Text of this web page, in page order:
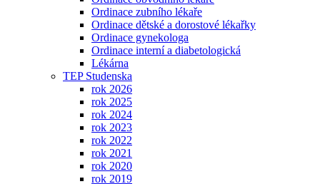
Ordinace zubního lékaře
Ordinace dětské a dorostové lékařky
Ordinace gynekologa
Ordinace interní a diabetologická
Lékárna
TEP Studenska
rok 2026
rok 2025
rok 2024
rok 2023
rok 2022
rok 2021
rok 2020
rok 2019